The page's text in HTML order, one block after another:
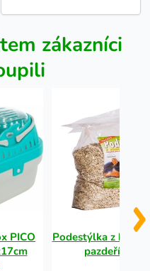
zákazníci
PICO
Podestýlka z
pazdeří 10 l